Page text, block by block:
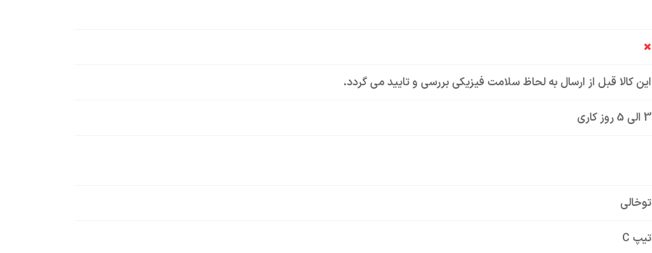
این کالا قبل از ارسال به لحاظ سلامت فیزیکی بررسی و تایید می گردد.
3 الی 5 روز کاری
توخالی
تیپ C